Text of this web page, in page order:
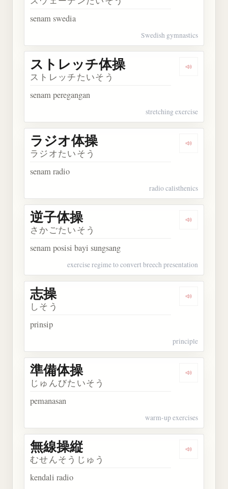
senam swedia
Swedish gymnastics
Dengarkan
ストレッチ体操
ストレッチたいそう
senam peregangan
stretching exercise
Dengarkan
ラジオ体操
ラジオたいそう
senam radio
radio calisthenics
Dengarkan
逆子体操
さかごたいそう
senam posisi bayi sungsang
exercise regime to convert breech presentation
Dengarkan
志操
しそう
prinsip
principle
Dengarkan
準備体操
じゅんびたいそう
pemanasan
warm-up exercises
Dengarkan
無線操縦
むせんそうじゅう
kendali radio